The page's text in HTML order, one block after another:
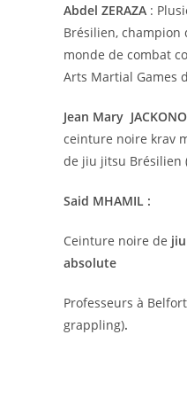
Abdel ZERAZA :
Brésilien, champion
monde de combat
Arts Martial Games
Jean Mary JACKONO
ceinture noire krav
de jiu jitsu Brésilien
Said MHAMIL :
Ceinture noire de
absolute
Professeurs à
grappling).